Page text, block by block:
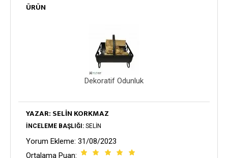
ÜRÜN
Dekoratif Odunluk
YAZAR: SELIN KORKMAZ
İNCELEME BAŞLIĞI: SELIN
Yorum Ekleme: 31/08/2023
Ortalama Puan: